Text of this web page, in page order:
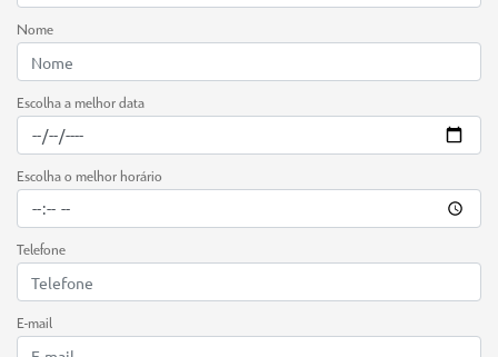
Nome
Escolha a melhor data
Escolha o melhor horário
Telefone
E-mail